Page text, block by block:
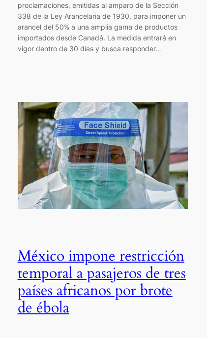
proclamaciones, emitidas al amparo de la Sección
338 de la Ley Arancelaria de 1930, para imponer un
arancel del 50% a una amplia gama de productos
importados desde Canadá. La medida entrará en
vigor dentro de 30 días y busca responder…
México impone restricción
temporal a pasajeros de tres
países africanos por brote
de ébola